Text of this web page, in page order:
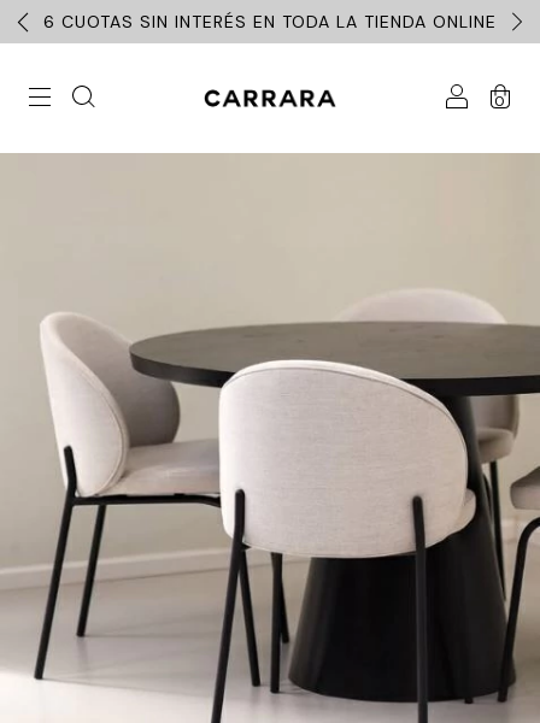
6 CUOTAS SIN INTERÉS EN TODA LA TIENDA ONLINE
0